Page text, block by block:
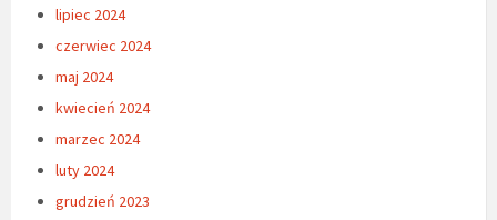
lipiec 2024
czerwiec 2024
maj 2024
kwiecień 2024
marzec 2024
luty 2024
grudzień 2023